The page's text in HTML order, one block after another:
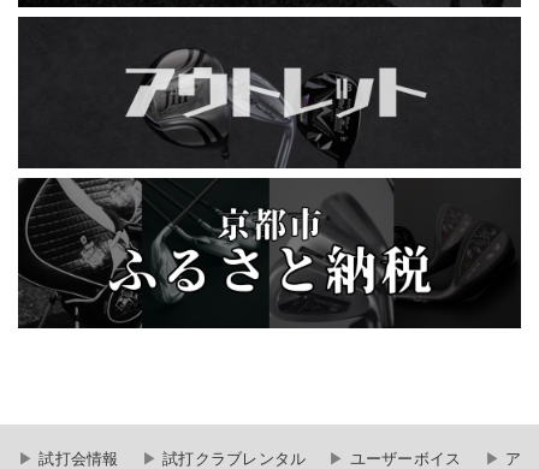
試打会情報 試打クラブレンタル ユーザーボイス ア